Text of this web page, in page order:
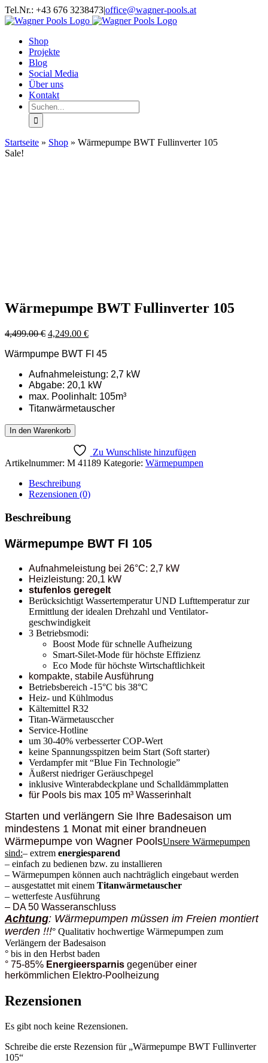
Zum
Inhalt
Facebook
Twitter
Instagram
YouTube
Tel.Nr.: +43 676 3238473|office@wagner-pools.at
Shop
Projekte
Blog
Social Media
Über uns
Kontakt
Suche
nach:
Startseite » Shop » Wärmepumpe BWT Fullinverter 105
Sale!
Wärmepumpe BWT Fullinverter 105
4,499.00€ Ursprünglicher
war:
4,249.00 €Aktueller
ist:
Wärmpumpe BWT FI 45
Aufnahmeleistung: 2,7 kW
Abgabe: 20,1 kW
max. Poolinhalt: 105m³
Titanwärmetauscher
Wärmepumpe
BWT
105
In den Warenkorb
Zu Wunschliste hinzufügen
Artikelnummer: M 41189 Kategorie: Wärmepumpen
Beschreibung
Rezensionen (0)
Beschreibung
Wärmepumpe BWT FI 105
Aufnahmeleistung bei 26°C: 2,7 kW
Heizleistung: 20,1 kW
stufenlos geregelt
Berücksichtigt Wassertemperatur UND Lufttemperatur zur
Ermittlung der idealen Drehzahl und Ventilator-
geschwindigkeit
3 Betriebsmodi:
Boost Mode für schnelle Aufheizung
Smart-Silet-Mode für höchste Effizienz
Eco Mode für höchste Wirtschaftlichkeit
kompakte, stabile Ausführung
Betriebsbereich -15°C bis 38°C
Heiz- und Kühlmodus
Kältemittel R32
Titan-Wärmetausccher
Service-Hotline
um 30-40% verbesserter COP-Wert
keine Spannungsspitzen beim Start (Soft starter)
Verdampfer mit “Blue Fin Technologie”
Äußerst niedriger Geräuschpegel
inklusive Winterabdeckplane und Schalldämmplatten
für Pools bis max 105 m³ Wasserinhalt
Starten und verlängern Sie Ihre Badesaison um
mindestens 1 Monat mit einer brandneuen
Wärmepumpe von Wagner PoolsUnsere Wärmepumpen
sind:– extrem energiesparend
– einfach zu bedienen bzw. zu installieren
– Wärmepumpen können auch nachträglich eingebaut werden
– ausgestattet mit einem Titanwärmetauscher
– wetterfeste Ausführung
– DA 50 Wasseranschluss
Achtung: Wärmepumpen müssen im Freien montiert
werden !!!° Qualitativ hochwertige Wärmepumpen zum
Verlängern der Badesaison
° bis in den Herbst baden
° 75-85% Energieersparnis gegenüber einer
herkömmlichen Elektro-Poolheizung
Rezensionen
Es gibt noch keine Rezensionen.
Schreibe die erste Rezension für „Wärmepumpe BWT Fullinverter
105“